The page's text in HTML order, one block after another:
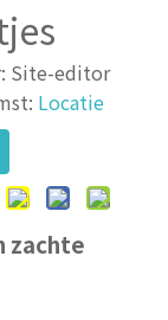
Site-editor
Locatie
zachte